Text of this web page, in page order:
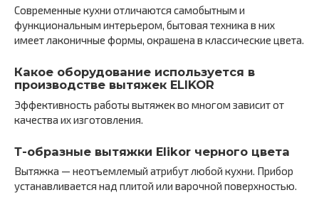
Современные кухни отличаются самобытным и
функциональным интерьером, бытовая техника в них
имеет лаконичные формы, окрашена в классические цвета.
Какое оборудование используется в
производстве вытяжек ELIKOR
Эффективность работы вытяжек во многом зависит от
качества их изготовления.
Т-образные вытяжки Elikor черного цвета
Вытяжка — неотъемлемый атрибут любой кухни. Прибор
устанавливается над плитой или варочной поверхностью.